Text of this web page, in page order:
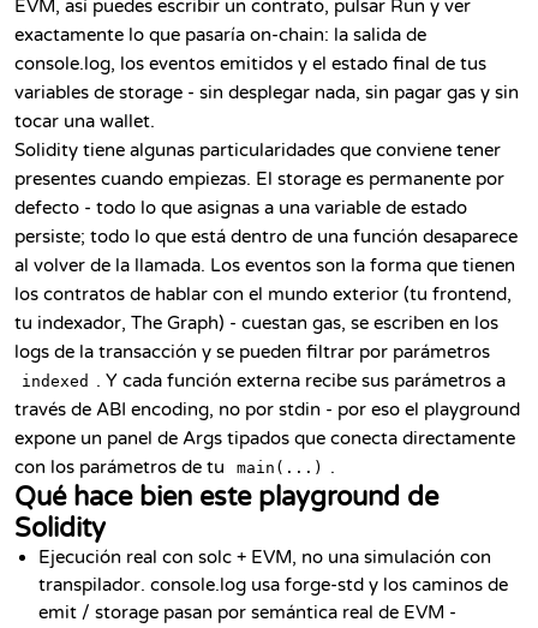
EVM, así puedes escribir un contrato, pulsar Run y ver
exactamente lo que pasaría on-chain: la salida de
console.log, los eventos emitidos y el estado final de tus
variables de storage - sin desplegar nada, sin pagar gas y sin
tocar una wallet.
Solidity tiene algunas particularidades que conviene tener
presentes cuando empiezas. El storage es permanente por
defecto - todo lo que asignas a una variable de estado
persiste; todo lo que está dentro de una función desaparece
al volver de la llamada. Los eventos son la forma que tienen
los contratos de hablar con el mundo exterior (tu frontend,
tu indexador, The Graph) - cuestan gas, se escriben en los
logs de la transacción y se pueden filtrar por parámetros
indexed . Y cada función externa recibe sus parámetros a
través de ABI encoding, no por stdin - por eso el playground
expone un panel de Args tipados que conecta directamente
con los parámetros de tu
main(...) .
Qué hace bien este playground de
Solidity
Ejecución real con solc + EVM, no una simulación con
transpilador. console.log usa forge-std y los caminos de
emit / storage pasan por semántica real de EVM -